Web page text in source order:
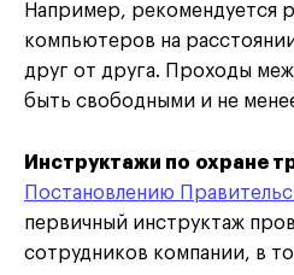
Например, рекомендуется
компьютеров на
друг от друга. Проходы
быть свободными и не
Инструктажи по охране
Постановлению
первичный инструктаж
сотрудников компании, в